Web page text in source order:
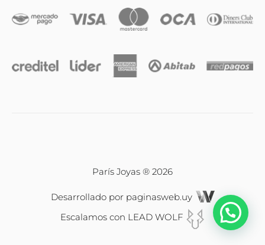
Iniciales
Relojes
París Joyas ® 2026
Desarrollado por paginasweb.uy
Escalamos con LEAD WOLF